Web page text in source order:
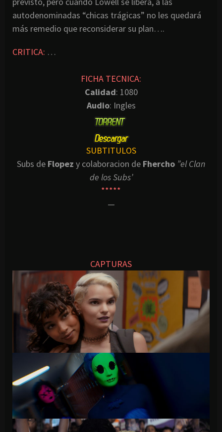
autodenominadas “chicas trágicas” no les quedará
más remedio que reconsiderar su plan….
CRITICA: …
FICHA TECNICA:
Calidad: 1080
Audio: Ingles
SUBTITULOS
Subs de Flopez y colaboracion de Fhercho ”el Clan
de los Subs’
*****
—
CAPTURAS